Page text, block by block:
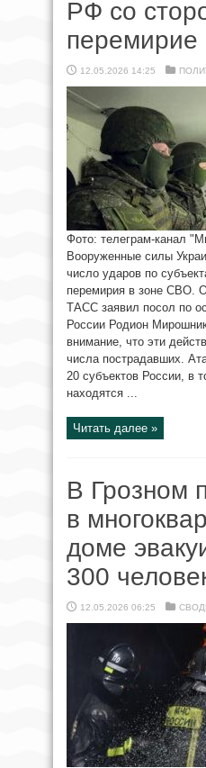
РФ со
перемирие
12.05.2026 14:25
Фото: телеграм-канал
Вооруженные силы
число ударов по
перемирия в зоне СВО.
ТАСС заявил посол по
России Родион
внимание, что эти
числа пострадавших.
20 субъектов России, в
находятся ...
Читать далее »
В Грозном
в
доме
300
12.05.2026 06:25